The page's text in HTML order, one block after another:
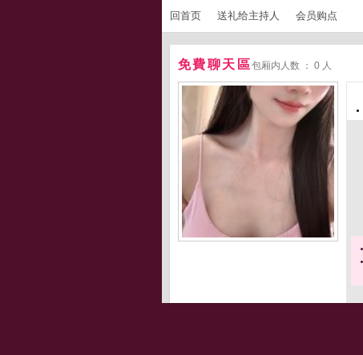
回首页 送礼给主持人 会员购点
免費聊天區包厢内人数 ： 0 人